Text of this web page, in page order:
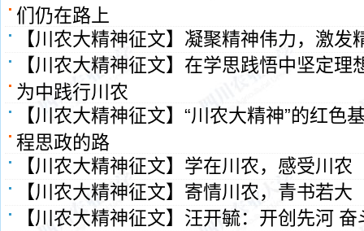
们仍在路上
【川农大精神征文】凝聚精神伟力，激发
【川农大精神征文】在学思践悟中坚定理
为中践行川农
【川农大精神征文】“川农大精神”的红色
程思政的路
【川农大精神征文】学在川农，感受川农
【川农大精神征文】寄情川农，青书若大
【川农大精神征文】​汪开毓：开创先河